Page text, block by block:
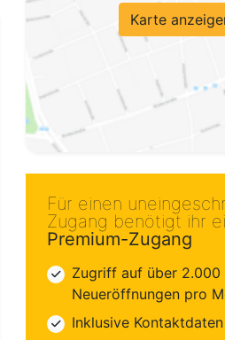
Karte
Für einen
Zugang benötigt ihr
Premium-Zugang
Zugriff auf über 2.000
Neueröffnungen pro
Inklusive Kontaktdaten